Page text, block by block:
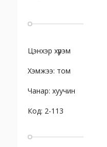
Цэнхэр хүрэм
Хэмжээ: том
Чанар: хуучин
Код: 2-113